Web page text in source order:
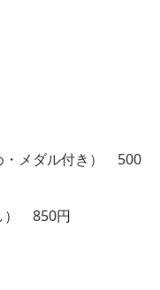
・メダル付き） 500
） 850円